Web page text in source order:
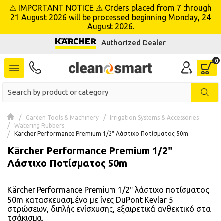
menu
⚠ IMPORTANT NOTICE ⚠ Orders placed from 7 through
21 August 2026 will be processed beginning Monday, 24
August 2026.
Authorized Dealer
Garden Tools & Machinery
Irrigation Systems & Accessories
Watering Rubbers
Kärcher Performance Premium 1/2″ Λάστιχο Ποτίσματος 50m
Kärcher Performance Premium 1/2″
Λάστιχο Ποτίσματος 50m
Kärcher Performance Premium 1/2″ λάστιχο ποτίσματος
50m κατασκευασμένο με ίνες DuPont Kevlar 5
στρώσεων, διπλής ενίσχυσης, εξαιρετικά ανθεκτικό στα
τσάκισμα.